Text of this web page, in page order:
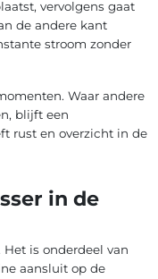
vervolgens gaat
de andere kant
stroom zonder
Waar andere
blijft een
rust en overzicht in de
in de
is onderdeel van
aansluit op de